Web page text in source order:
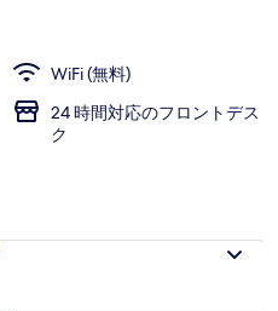
WiFi (無料)
24 時間対応のフロントデス
ク